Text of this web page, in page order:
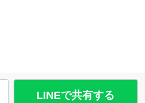
LINEで共有する